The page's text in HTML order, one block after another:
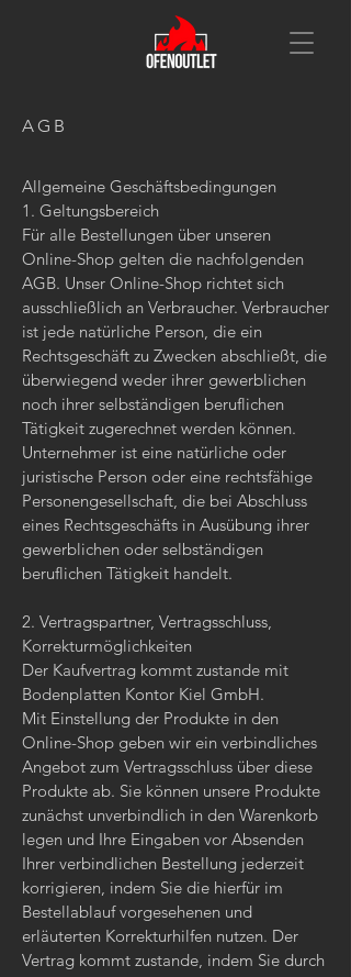
AGB
Allgemeine Geschäftsbedingungen
1. Geltungsbereich
Für alle Bestellungen über unseren
Online-Shop gelten die nachfolgenden
AGB. Unser Online-Shop richtet sich
ausschließlich an Verbraucher. Verbraucher
ist jede natürliche Person, die ein
Rechtsgeschäft zu Zwecken abschließt, die
überwiegend weder ihrer gewerblichen
noch ihrer selbständigen beruflichen
Tätigkeit zugerechnet werden können.
Unternehmer ist eine natürliche oder
juristische Person oder eine rechtsfähige
Personengesellschaft, die bei Abschluss
eines Rechtsgeschäfts in Ausübung ihrer
gewerblichen oder selbständigen
beruflichen Tätigkeit handelt.
2. Vertragspartner, Vertragsschluss,
Korrekturmöglichkeiten
Der Kaufvertrag kommt zustande mit
Bodenplatten Kontor Kiel GmbH.
Mit Einstellung der Produkte in den
Online-Shop geben wir ein verbindliches
Angebot zum Vertragsschluss über diese
Produkte ab. Sie können unsere Produkte
zunächst unverbindlich in den Warenkorb
legen und Ihre Eingaben vor Absenden
Ihrer verbindlichen Bestellung jederzeit
korrigieren, indem Sie die hierfür im
Bestellablauf vorgesehenen und
erläuterten Korrekturhilfen nutzen. Der
Vertrag kommt zustande, indem Sie durch